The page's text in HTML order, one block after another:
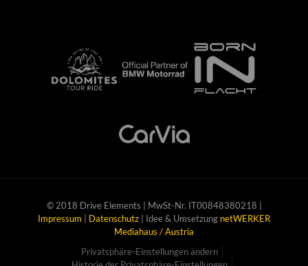
© 2018 Drive Elements | MwSt-Nr. IT00848380218 |
Impressum
Datenschutz | Idee & Umsetzung netWERKER
Mediahaus / Austria
Privatsphäre-Einstellungen ändern